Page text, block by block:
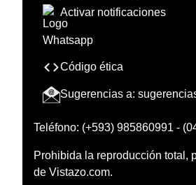
Activar notificaciones
Código ética
Sugerencias a:
Teléfono: (+593) 985860991 -
Prohibida la reproducción total,
de Vistazo.com.